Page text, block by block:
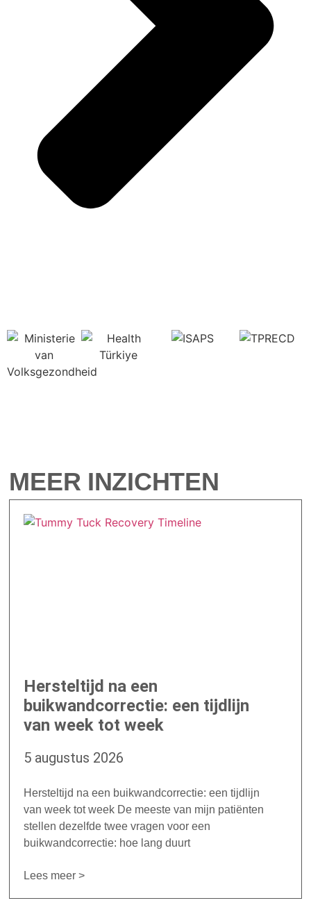
MEER INZICHTEN
Hersteltijd na een
buikwandcorrectie: een tijdlijn
van week tot week
5 augustus 2026
Hersteltijd na een buikwandcorrectie: een tijdlijn
van week tot week De meeste van mijn patiënten
stellen dezelfde twee vragen voor een
buikwandcorrectie: hoe lang duurt
Lees meer >